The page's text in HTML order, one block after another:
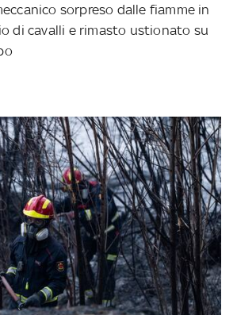
sorpreso dalle fiamme in
di cavalli e rimasto ustionato su